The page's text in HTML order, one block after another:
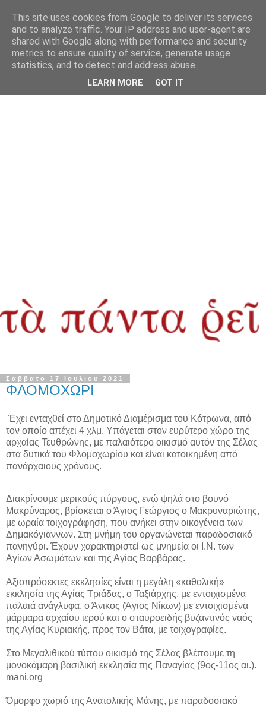
Σάββατο 17 Ιουλίου 2021
ΦΛΟΜΟΧΩΡΙ
Έχει ενταχθεί στο Δημοτικό Διαμέρισμα του Κότρωνα, από
τον οποίο απέχει 4 χλμ. Υπάγεται στον ευρύτερο χώρο της
αρχαίας Τευθρώνης, με παλαιότερο οικισμό αυτόν της Σέλας
στα δυτικά του Φλομοχωρίου και είναι κατοικημένη από
πανάρχαιους χρόνους.
Διακρίνουμε μερικούς πύργους, ενώ ψηλά στο βουνό
Μακρύναρος, βρίσκεται ο Άγιος Γεώργιος ο Μακρυναριώτης,
με ωραία τοιχογράφηση, που ανήκει στην οικογένεια των
Δημακόγιαννων. Στη μνήμη του οργανώνεται παραδοσιακό
πανηγύρι. Έχουν χαρακτηριστεί ως μνημεία οι Ι.Ν. των
Αγίων Ασωμάτων και της Αγίας Βαρβάρας.
Αξιοπρόσεκτες εκκλησίες είναι η μεγάλη «καθολική»
εκκλησία της Αγίας Τριάδας, ο Ταξιάρχης, με εντοιχισμένα
παλαιά ανάγλυφα, ο Άνικος (Άγιος Νίκων) με εντοιχισμένα
μάρμαρα αρχαίου ιερού και ο σταυροειδής βυζαντινός ναός
της Αγίας Κυριακής, προς τον Βάτα, με τοιχογραφίες.
Στο Μεγαλιθικού τύπου οικισμό της Σέλας βλέπουμε τη
μονοκάμαρη βασιλική εκκλησία της Παναγίας (9ος-11ος αι.).
mani.org
Όμορφο χωριό της Ανατολικής Μάνης, με παραδοσιακό
This site uses cookies from Google to deliver its services
and to analyze traffic. Your IP address and user-agent are
shared with Google along with performance and security
metrics to ensure quality of service, generate usage
statistics, and to detect and address abuse.
LEARN MORE GOT IT